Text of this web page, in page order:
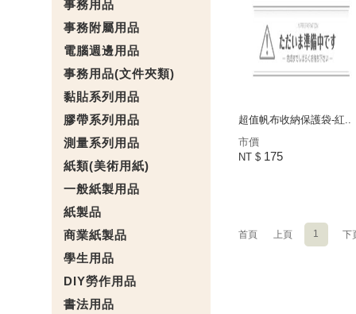
事務用品
事務附屬用品
電腦週邊用品
事務用品(文件夾類)
黏貼系列用品
膠帶系列用品
測量系列用品
紙類(美術用紙)
一般紙製用品
紙製品
商業紙製品
學生用品
DIY勞作用品
書法用品
超值帆布收納保護袋-紅..
市價
NT $ 175
首頁 上頁 1 下